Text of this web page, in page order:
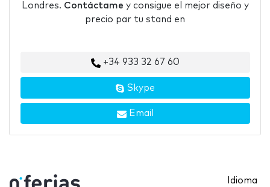
Londres. Contáctame y consigue el mejor diseño y
precio par tu stand en
+34 933 32 67 60
Skype
Email
Idioma